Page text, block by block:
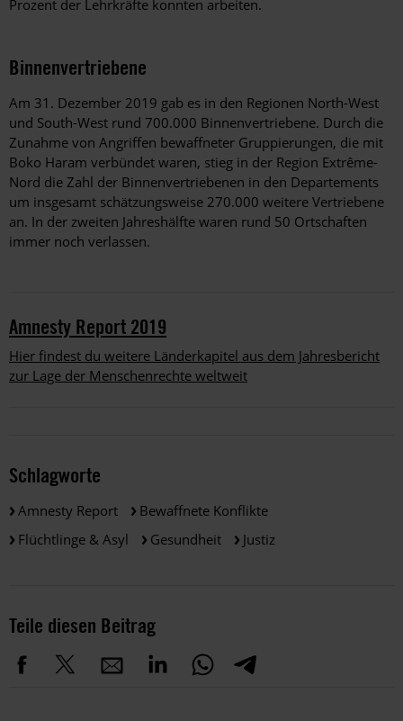
Prozent der Lehrkräfte konnten arbeiten.
Binnenvertriebene
Am 31. Dezember 2019 gab es in den Regionen North-West
und South-West rund 700.000 Binnenvertriebene. Durch die
Zunahme von Angriffen bewaffneter Gruppierungen, die mit
Boko Haram verbündet waren, stieg in der Region Extrême-
Nord die Zahl der Binnenvertriebenen in den Departements
um insgesamt schätzungsweise 270.000 weitere Vertriebene
an. In der zweiten Jahreshälfte waren rund 50 Ortschaften
immer noch verlassen.
Amnesty Report 2019
Hier findest du weitere Länderkapitel aus dem Jahresbericht
zur Lage der Menschenrechte weltweit
Schlagworte
Amnesty Report
Bewaffnete Konflikte
Flüchtlinge & Asyl
Gesundheit Justiz
Teile diesen Beitrag